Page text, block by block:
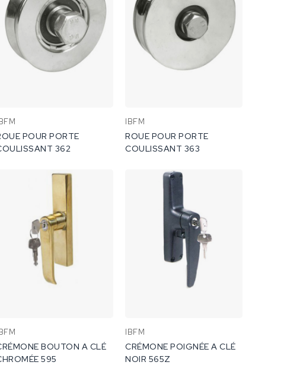
POUR PORTE
362
IBFM
ROUE POUR PORTE
COULISSANT 363
BOUTON A CLÉ
595
IBFM
CRÉMONE POIGNÉE A CLÉ
NOIR 565Z